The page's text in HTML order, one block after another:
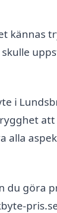
kännas
i
alla
göra